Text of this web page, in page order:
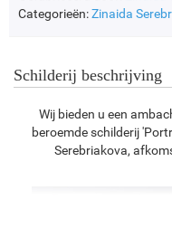
Categorieën:Zinaida
Schilderij beschrijving
Wij bieden u een
beroemde schilderij
Serebriakova,